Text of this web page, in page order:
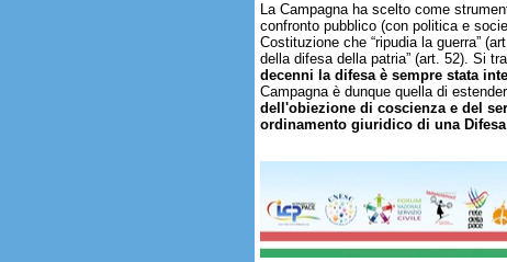
La Campagna ha scelto come
confronto pubblico (con politica e
Costituzione che “ripudia la guerra”
della difesa della patria” (art. 52). Si
decenni la difesa è sempre stata
Campagna è dunque quella di
dell'obiezione di coscienza e del
ordinamento giuridico di una